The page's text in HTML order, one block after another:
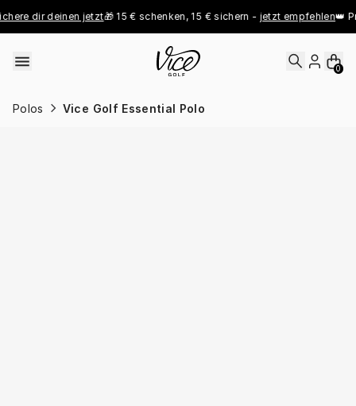
dir deinen jetzt🎁 15 € schenken, 15 € sichern - jetzt empfehlen👑
0
Polos Vice Golf Essential Polo